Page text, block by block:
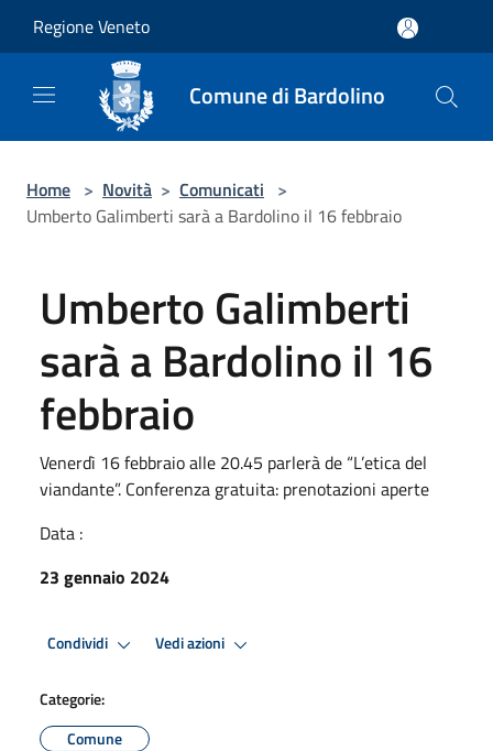
Regione Veneto
Comune di Bardolino
Home > Novità > Comunicati >
Umberto Galimberti sarà a Bardolino il 16 febbraio
Umberto Galimberti
sarà a Bardolino il 16
febbraio
Venerdì 16 febbraio alle 20.45 parlerà de “L’etica del
viandante”. Conferenza gratuita: prenotazioni aperte
Data :
23 gennaio 2024
Condividi Vedi azioni
Categorie:
Comune